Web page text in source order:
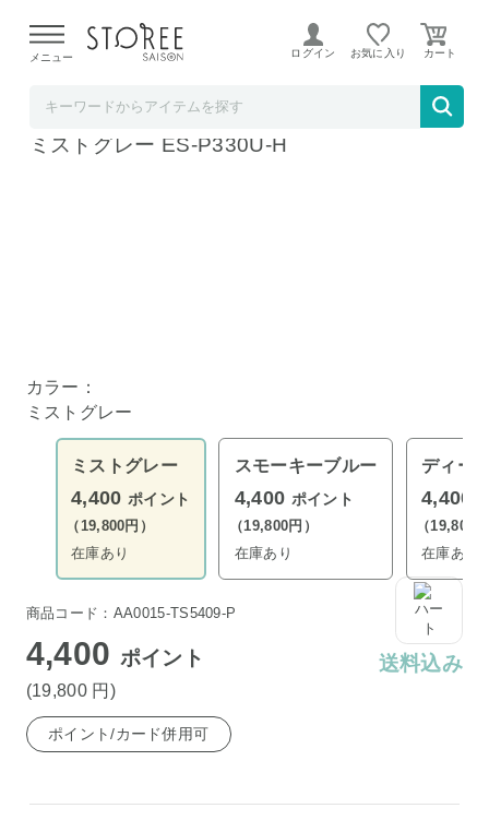
よる配送遅延が発生しております。
メニュー ログイン お気に入り
パナソニック ラムダッシュ パームイン LITE
ミストグレー ES-P330U-H
カラー：
ミストグレー
ミストグレー
4,400 ポイント
（19,800円）
在庫あり
スモーキーブルー
4,400 ポイント
（19,800円）
在庫あり
ディー
4,400
（19,800
在庫あり
商品コード：AA0015-TS5409-P
4,400 ポイント
(19,800 円 )
送料込み
ポイント/カード併用可